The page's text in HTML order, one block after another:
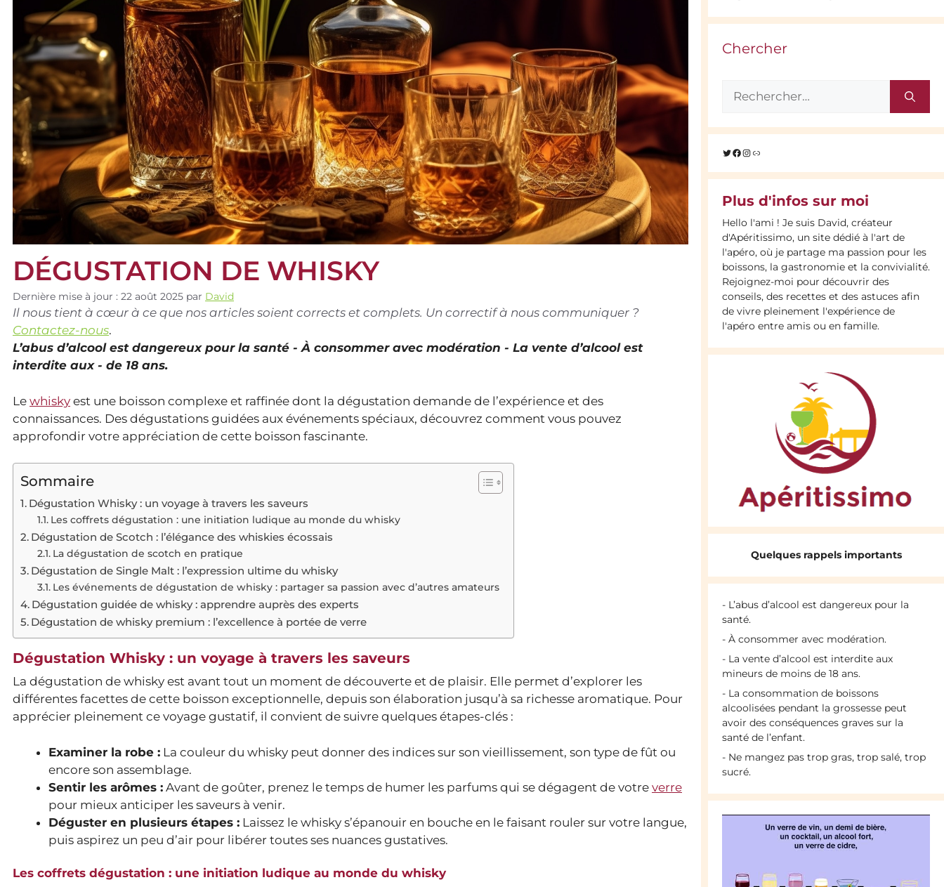
DÉGUSTATION DE WHISKY
Dernière mise à jour : 22 août 2025 par David
Il nous tient à cœur à ce que nos articles soient corrects et complets. Un correctif à nous communiquer ?
Contactez-nous.
L’abus d’alcool est dangereux pour la santé - À consommer avec modération - La vente d’alcool est
interdite aux - de 18 ans.
Le whisky est une boisson complexe et raffinée dont la dégustation demande de l’expérience et des
connaissances. Des dégustations guidées aux événements spéciaux, découvrez comment vous pouvez
approfondir votre appréciation de cette boisson fascinante.
Sommaire
Dégustation Whisky : un voyage à travers les saveurs
Les coffrets dégustation : une initiation ludique au monde du whisky
Dégustation de Scotch : l’élégance des whiskies écossais
La dégustation de scotch en pratique
Dégustation de Single Malt : l’expression ultime du whisky
Les événements de dégustation de whisky : partager sa passion avec d’autres amateurs
Dégustation guidée de whisky : apprendre auprès des experts
Dégustation de whisky premium : l’excellence à portée de verre
Dégustation Whisky : un voyage à travers les saveurs
La dégustation de whisky est avant tout un moment de découverte et de plaisir. Elle permet d’explorer les
différentes facettes de cette boisson exceptionnelle, depuis son élaboration jusqu’à sa richesse aromatique. Pour
apprécier pleinement ce voyage gustatif, il convient de suivre quelques étapes-clés :
Examiner la robe : La couleur du whisky peut donner des indices sur son vieillissement, son type de fût ou
encore son assemblage.
Sentir les arômes : Avant de goûter, prenez le temps de humer les parfums qui se dégagent de votre verre
pour mieux anticiper les saveurs à venir.
Déguster en plusieurs étapes : Laissez le whisky s’épanouir en bouche en le faisant rouler sur votre langue,
puis aspirez un peu d’air pour libérer toutes ses nuances gustatives.
Les coffrets dégustation : une initiation ludique au monde du whisky
Chercher
Rechercher :
Twitter
Facebook
Instagram
Lien
Plus d'infos sur moi
Hello l'ami ! Je suis David, créateur
d'Apéritissimo, un site dédié à l'art de
l'apéro, où je partage ma passion pour les
boissons, la gastronomie et la convivialité.
Rejoignez-moi pour découvrir des
conseils, des recettes et des astuces afin
de vivre pleinement l'expérience de
l'apéro entre amis ou en famille.
Quelques rappels importants
- L’abus d’alcool est dangereux pour la
santé.
- À consommer avec modération.
- La vente d’alcool est interdite aux
mineurs de moins de 18 ans.
- La consommation de boissons
alcoolisées pendant la grossesse peut
avoir des conséquences graves sur la
santé de l’enfant.
- Ne mangez pas trop gras, trop salé, trop
sucré.